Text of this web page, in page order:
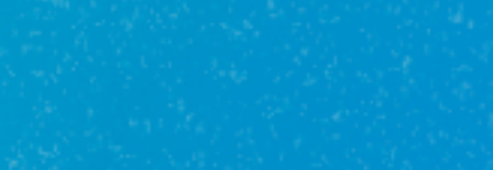
14 750 000₽
115.3 м² этаж
г Уфа, ул Софьи Перовской, д 29